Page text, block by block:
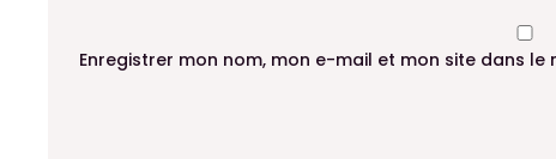
Enregistrer mon nom, mon e-mail et mon site dans